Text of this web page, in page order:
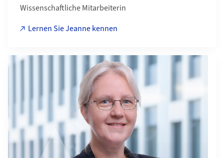
Wissenschaftliche Mitarbeiterin
Lernen Sie Jeanne kennen